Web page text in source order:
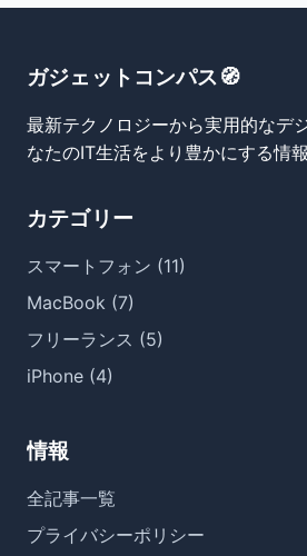
ガジェットコンパス🧭
最新テクノロジーから実用的なデ
なたのIT生活をより豊かにする情
カテゴリー
スマートフォン (11)
MacBook (7)
フリーランス (5)
iPhone (4)
情報
全記事一覧
プライバシーポリシー